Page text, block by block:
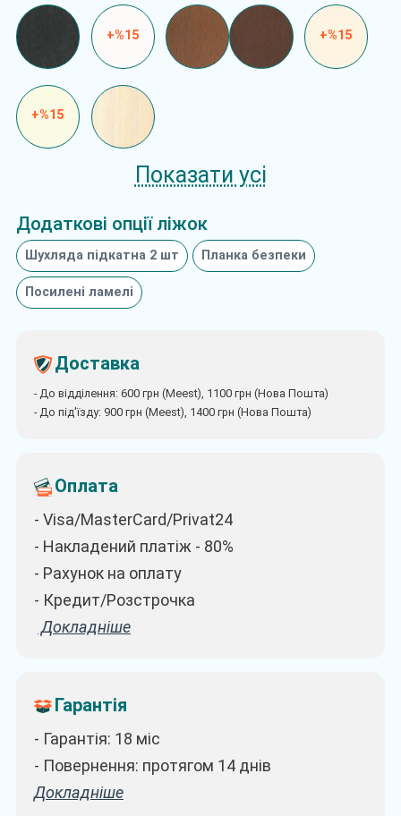
+%15 +%15
+%15
Показати усі
Додаткові опції ліжок
Шухляда підкатна 2 шт Планка безпеки
Посилені ламелі
Доставка
- До відділення: 600 грн (Meest), 1100 грн (Нова Пошта)
- До під'їзду: 900 грн (Meest), 1400 грн (Нова Пошта)
Оплата
- Visa/MasterCard/Privat24
- Накладений платіж - 80%
- Рахунок на оплату
- Кредит/Розстрочка
Докладніше
Гарантія
- Гарантія: 18 міс
- Повернення: протягом 14 днів
Докладніше